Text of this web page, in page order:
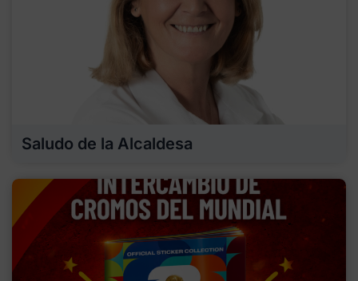
Saludo de la Alcaldesa